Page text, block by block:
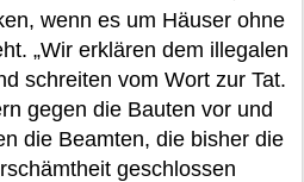
wenn es um Häuser ohne
„Wir erklären dem illegalen
schreiten vom Wort zur Tat.
gegen die Bauten vor und
die Beamten, die bisher die
geschlossen